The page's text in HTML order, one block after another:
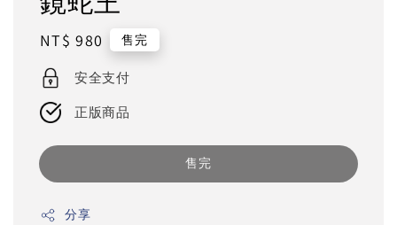
Regular
price
NT$ 980 售完
安全支付
正版商品
售完
分享